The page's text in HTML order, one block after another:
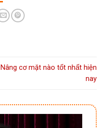
Nâng cơ mặt nào tốt nhất hiện
nay